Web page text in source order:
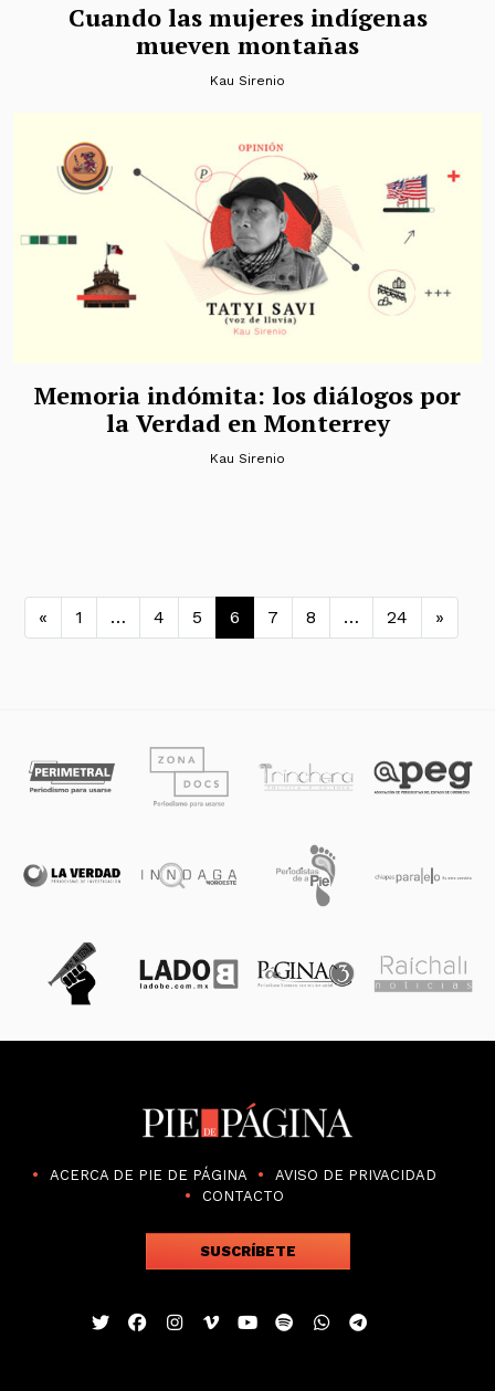
Cuando las mujeres indígenas
mueven montañas
Kau Sirenio
Memoria indómita: los diálogos por
la Verdad en Monterrey
Kau Sirenio
Navegación de entradas
« 1 … 4 5 6 7 8 … 24 »
ACERCA DE PIE DE PÁGINA
AVISO DE PRIVACIDAD
CONTACTO
SUSCRÍBETE